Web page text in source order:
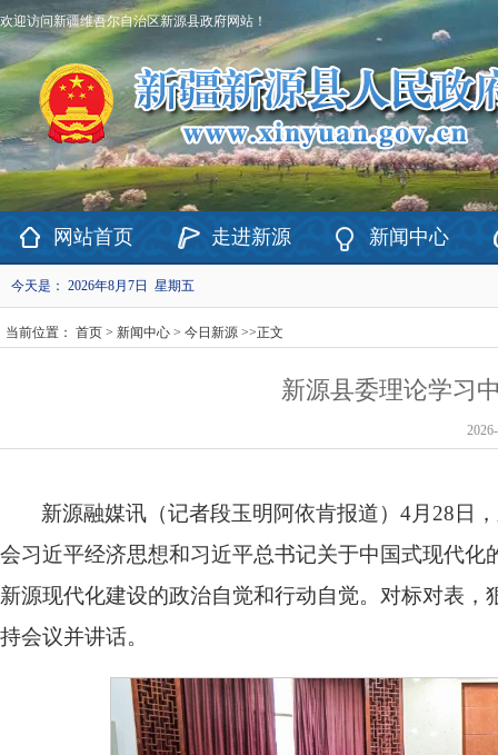
欢迎访问新疆维吾尔自治区新源县政府网站！
网站首页 走进新源 新闻中心
今天是： 2026年8月7日 星期五
当前位置： 首页 > 新闻中心 > 今日新源 >>正文
新源县委理论学习
新源融媒讯（记者段玉明阿依肯报道）4月28日
会习近平经济思想和习近平总书记关于中国式现代
新源现代化建设的政治自觉和行动自觉。对标对表
持会议并讲话。